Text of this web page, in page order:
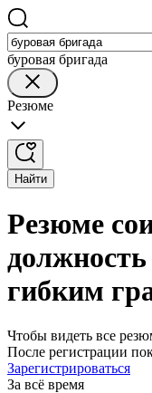
буровая бригада
Резюме
Найти
Резюме
гибким
Чтобы видеть все
После регистрации
Зарегистрироваться
За всё время